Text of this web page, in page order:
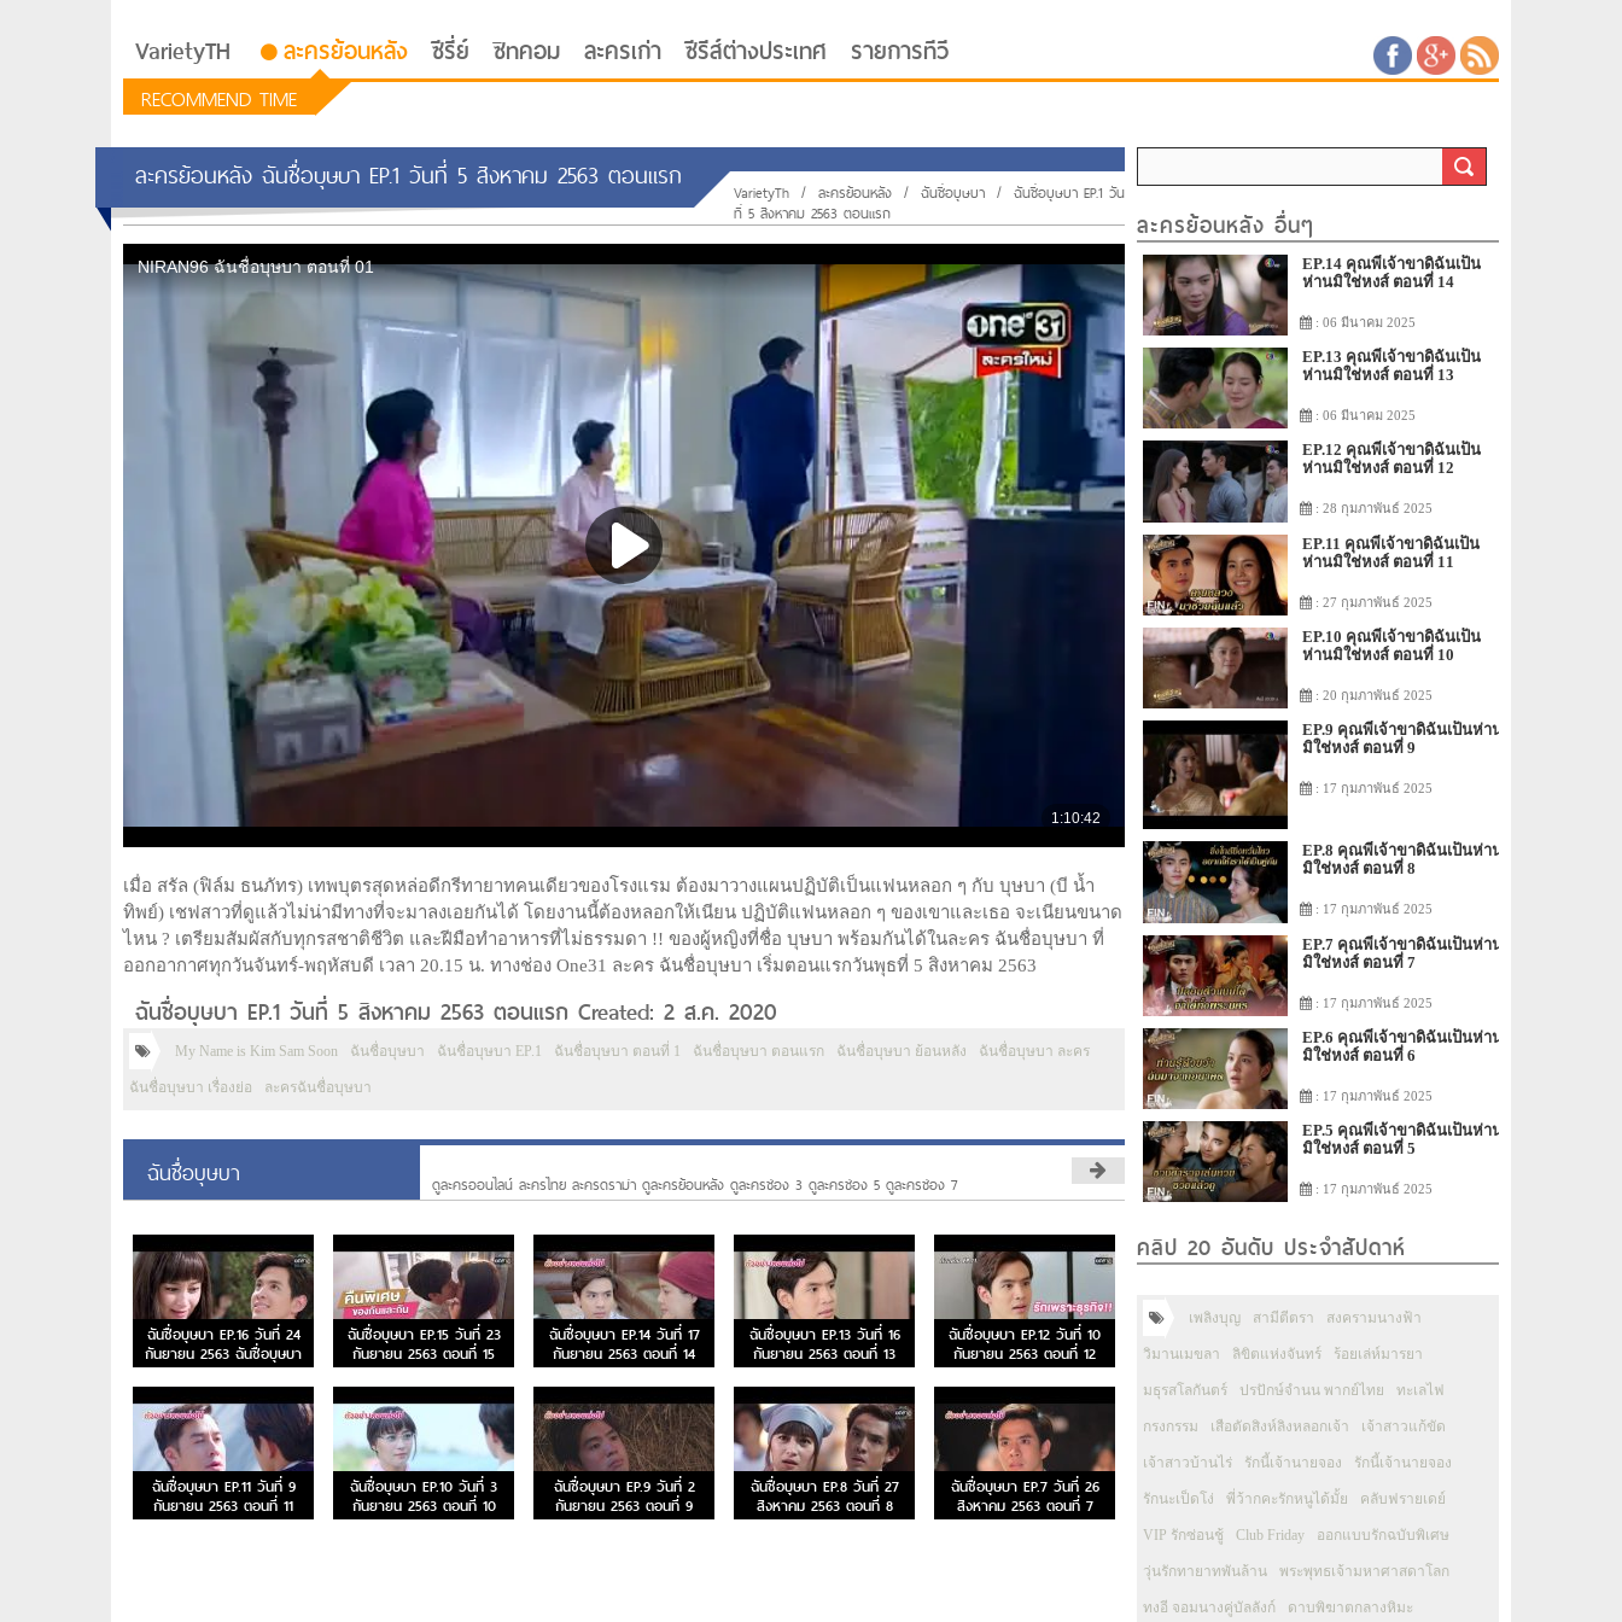
VarietyTH ละครย้อนหลัง ซีรี่ย์ ซิทคอม ละครเก่า ซีรีส์ต่างประเทศ รายการทีวี
RECOMMEND TIME
รักอยู่ประตูถัดไป
ซีรีย์เกาหลี Love Next Door ซับไทย
ละครย้อนหลัง ฉันชื่อบุษบา EP.1 วันที่ 5 สิงหาคม 2563 ตอนแรก VarietyTh / ละครย้อนหลัง / ฉันชื่อบุษบา / ฉันชื่อบุษบา EP.1 วัน
ที่ 5 สิงหาคม 2563 ตอนแรก
เมื่อ สรัล (ฟิล์ม ธนภัทร) เทพบุตรสุดหล่อดีกรีทายาทคนเดียวของโรงแรม ต้องมาวางแผนปฏิบัติเป็นแฟนหลอก ๆ กับ บุษบา (บี น้ำ
ทิพย์) เชฟสาวที่ดูแล้วไม่น่ามีทางที่จะมาลงเอยกันได้ โดยงานนี้ต้องหลอกให้เนียน ปฏิบัติแฟนหลอก ๆ ของเขาและเธอ จะเนียนขนาด
ไหน ? เตรียมสัมผัสกับทุกรสชาติชีวิต และฝีมือทำอาหารที่ไม่ธรรมดา !! ของผู้หญิงที่ชื่อ บุษบา พร้อมกันได้ในละคร ฉันชื่อบุษบา ที่
ออกอากาศทุกวันจันทร์-พฤหัสบดี เวลา 20.15 น. ทางช่อง One31 ละคร ฉันชื่อบุษบา เริ่มตอนแรกวันพุธที่ 5 สิงหาคม 2563
ฉันชื่อบุษบา EP.1 วันที่ 5 สิงหาคม 2563 ตอนแรก Created: 2 ส.ค. 2020
My Name is Kim Sam Soon ฉันชื่อบุษบา ฉันชื่อบุษบา EP.1 ฉันชื่อบุษบา ตอนที่ 1 ฉันชื่อบุษบา ตอนแรก ฉันชื่อบุษบา ย้อนหลัง ฉันชื่อบุษบา ละคร
ฉันชื่อบุษบา เรื่องย่อ ละครฉันชื่อบุษบา
ฉันชื่อบุษบา ดูละครออนไลน์ ละครไทย ละครดราม่า ดูละครย้อนหลัง ดูละครช่อง 3 ดูละครช่อง 5 ดูละครช่อง 7
ฉันชื่อบุษบา EP.16 วันที่ 24
กันยายน 2563 ฉันชื่อบุษบา
ตอนจบ
ฉันชื่อบุษบา EP.15 วันที่ 23
กันยายน 2563 ตอนที่ 15
ฉันชื่อบุษบา EP.14 วันที่ 17
กันยายน 2563 ตอนที่ 14
ฉันชื่อบุษบา EP.13 วันที่ 16
กันยายน 2563 ตอนที่ 13
ฉันชื่อบุษบา EP.12 วันที่ 10
กันยายน 2563 ตอนที่ 12
ฉันชื่อบุษบา EP.11 วันที่ 9
กันยายน 2563 ตอนที่ 11
ฉันชื่อบุษบา EP.10 วันที่ 3
กันยายน 2563 ตอนที่ 10
ฉันชื่อบุษบา EP.9 วันที่ 2
กันยายน 2563 ตอนที่ 9
ฉันชื่อบุษบา EP.8 วันที่ 27
สิงหาคม 2563 ตอนที่ 8
ฉันชื่อบุษบา EP.7 วันที่ 26
สิงหาคม 2563 ตอนที่ 7
ละครย้อนหลัง อื่นๆ
EP.14 คุณพี่เจ้าขาดิฉันเป็น
ห่านมิใช่หงส์ ตอนที่ 14
: 06 มีนาคม 2025
EP.13 คุณพี่เจ้าขาดิฉันเป็น
ห่านมิใช่หงส์ ตอนที่ 13
: 06 มีนาคม 2025
EP.12 คุณพี่เจ้าขาดิฉันเป็น
ห่านมิใช่หงส์ ตอนที่ 12
: 28 กุมภาพันธ์ 2025
EP.11 คุณพี่เจ้าขาดิฉันเป็น
ห่านมิใช่หงส์ ตอนที่ 11
: 27 กุมภาพันธ์ 2025
EP.10 คุณพี่เจ้าขาดิฉันเป็น
ห่านมิใช่หงส์ ตอนที่ 10
: 20 กุมภาพันธ์ 2025
EP.9 คุณพี่เจ้าขาดิฉันเป็นห่าน
มิใช่หงส์ ตอนที่ 9
: 17 กุมภาพันธ์ 2025
EP.8 คุณพี่เจ้าขาดิฉันเป็นห่าน
มิใช่หงส์ ตอนที่ 8
: 17 กุมภาพันธ์ 2025
EP.7 คุณพี่เจ้าขาดิฉันเป็นห่าน
มิใช่หงส์ ตอนที่ 7
: 17 กุมภาพันธ์ 2025
EP.6 คุณพี่เจ้าขาดิฉันเป็นห่าน
มิใช่หงส์ ตอนที่ 6
: 17 กุมภาพันธ์ 2025
EP.5 คุณพี่เจ้าขาดิฉันเป็นห่าน
มิใช่หงส์ ตอนที่ 5
: 17 กุมภาพันธ์ 2025
คลิป 20 อันดับ ประจำสัปดาห์
เพลิงบุญ สามีตีตรา สงครามนางฟ้า
วิมานเมขลา ลิขิตแห่งจันทร์ ร้อยเล่ห์มารยา
มธุรสโลกันตร์ ปรปักษ์จำนน พากย์ไทย ทะเลไฟ
กรงกรรม เสือตัดสิงห์ลิงหลอกเจ้า เจ้าสาวแก้ขัด
เจ้าสาวบ้านไร่ รักนี้เจ้านายจอง รักนี้เจ้านายจอง
รักนะเป็ดโง่ พี่ว้ากคะรักหนูได้มั้ย คลับฟรายเดย์
VIP รักซ่อนชู้ Club Friday ออกแบบรักฉบับพิเศษ
วุ่นรักทายาทพันล้าน พระพุทธเจ้ามหาศาสดาโลก
ทงอี จอมนางคู่บัลลังก์ ดาบพิฆาตกลางหิมะ